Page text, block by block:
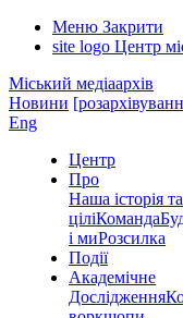
Меню Закрити
site logo Центр
Міський медіаархів
Новини
Eng
Центр
Про
Наша історія та
ціліКоманда
і миРозсилка
Події
Академічне
Дослідження